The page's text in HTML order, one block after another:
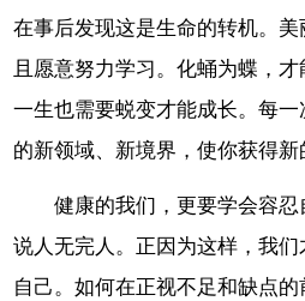
在事后发现这是生命的转机。美
且愿意努力学习。化蛹为蝶，
一生也需要蜕变才能成长。每
的新领域、新境界，使你获得新
健康的我们，更要学会容
说人无完人。正因为这样，我
自己。如何在正视不足和缺点